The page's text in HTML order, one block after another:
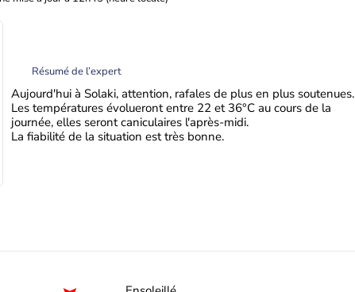
Résumé de l’expert
Aujourd'hui à Solaki, attention, rafales de plus en plus soutenues.
Les températures évolueront entre 22 et 36°C au cours de la
journée, elles seront caniculaires l'après-midi.
La fiabilité de la situation est très bonne.